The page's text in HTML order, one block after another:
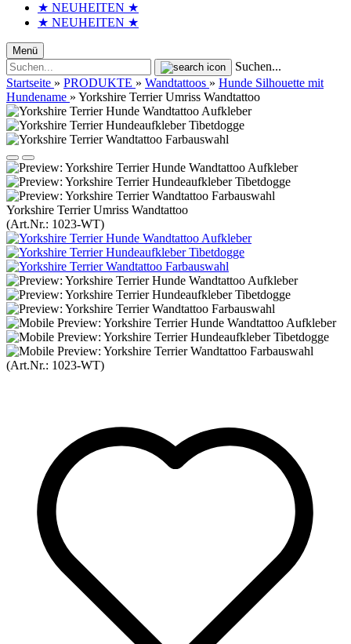
★ NEUHEITEN ★
★ NEUHEITEN ★
Menü
Suchen...
Startseite » PRODUKTE » Wandtattoos » Hunde Silhouette mit
Hundename » Yorkshire Terrier Umriss Wandtattoo
Yorkshire Terrier Umriss Wandtattoo
(Art.Nr.: 1023-WT)
(Art.Nr.: 1023-WT)